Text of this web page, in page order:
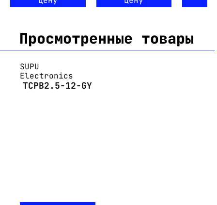
Просмотренные товары
SUPU
Electronics
TCPB2.5-12-GY